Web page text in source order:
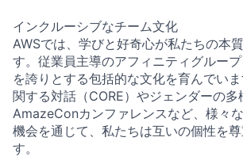
インクルーシブなチーム文化
AWSでは、学びと好奇心が私たちの本
す。従業員主導のアフィニティグルー
を誇りとする包括的な文化を育んでい
関する対話（CORE）やジェンダーの多
AmazeConカンファレンスなど、様々
機会を通じて、私たちは互いの個性を
す。